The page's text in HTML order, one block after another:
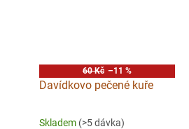
60 Kč –11 %
Davídkovo pečené kuře
Skladem (>5 dávka)